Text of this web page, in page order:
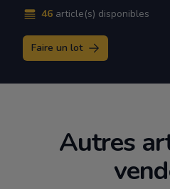
46 article(s) disponibles
Faire un lot
Autres